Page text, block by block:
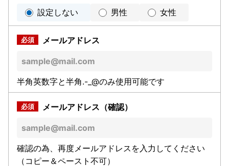
設定しない
男性 女性
メールアドレス
半角英数字と半角.-_@のみ使用可能です
メールアドレス（確認）
確認の為、再度メールアドレスを入力してください
（コピー＆ペースト不可）